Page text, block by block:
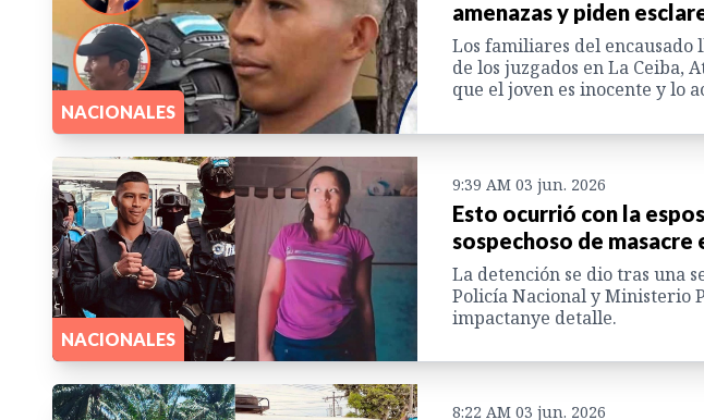
NACIONALES
amenazas y piden
Los familiares del encausado
de los juzgados en La Ceiba,
que el joven es inocente y lo
NACIONALES
9:39 AM 03 jun. 2026
Esto ocurrió con la
sospechoso de masacre
La detención se dio tras una
Policía Nacional y Ministerio
impactanye detalle.
8:22 AM 03 jun. 2026